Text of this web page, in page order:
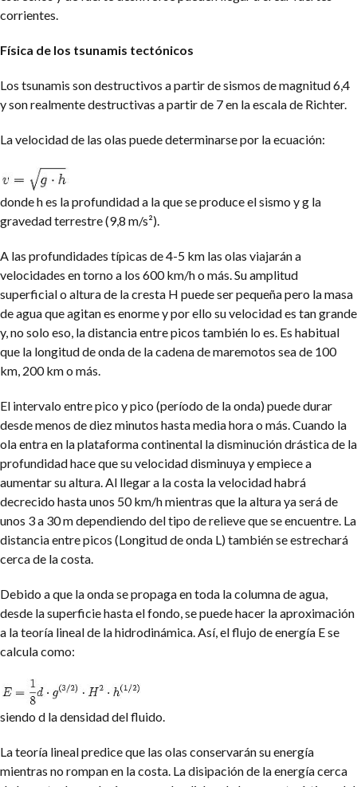
corrientes.
Física de los tsunamis tectónicos
Los tsunamis son destructivos a partir de sismos de magnitud 6,4
y son realmente destructivas a partir de 7 en la escala de Richter.
La velocidad de las olas puede determinarse por la ecuación:
donde h es la profundidad a la que se produce el sismo y g la
gravedad terrestre (9,8 m/s²).
A las profundidades típicas de 4-5 km las olas viajarán a
velocidades en torno a los 600 km/h o más. Su amplitud
superficial o altura de la cresta H puede ser pequeña pero la masa
de agua que agitan es enorme y por ello su velocidad es tan grande
y, no solo eso, la distancia entre picos también lo es. Es habitual
que la longitud de onda de la cadena de maremotos sea de 100
km, 200 km o más.
El intervalo entre pico y pico (período de la onda) puede durar
desde menos de diez minutos hasta media hora o más. Cuando la
ola entra en la plataforma continental la disminución drástica de la
profundidad hace que su velocidad disminuya y empiece a
aumentar su altura. Al llegar a la costa la velocidad habrá
decrecido hasta unos 50 km/h mientras que la altura ya será de
unos 3 a 30 m dependiendo del tipo de relieve que se encuentre. La
distancia entre picos (Longitud de onda L) también se estrechará
cerca de la costa.
Debido a que la onda se propaga en toda la columna de agua,
desde la superficie hasta el fondo, se puede hacer la aproximación
a la teoría lineal de la hidrodinámica. Así, el flujo de energía E se
calcula como:
siendo d la densidad del fluido.
La teoría lineal predice que las olas conservarán su energía
mientras no rompan en la costa. La disipación de la energía cerca